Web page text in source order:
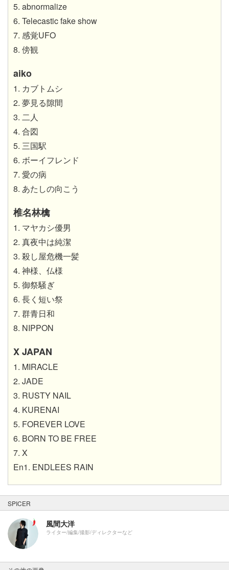
5. abnormalize
6. Telecastic fake show
7. 感覚UFO
8. 傍観
aiko
1. カブトムシ
2. 夢見る隙間
3. 二人
4. 合図
5. 三国駅
6. ボーイフレンド
7. 愛の病
8. あたしの向こう
椎名林檎
1. マヤカシ優男
2. 真夜中は純潔
3. 殺し屋危機一髪
4. 神様、仏様
5. 御祭騒ぎ
6. 長く短い祭
7. 群青日和
8. NIPPON
X JAPAN
1. MIRACLE
2. JADE
3. RUSTY NAIL
4. KURENAI
5. FOREVER LOVE
6. BORN TO BE FREE
7. X
En1. ENDLEES RAIN
SPICER
風間大洋
ライター/編集/撮影/ディレクターなど